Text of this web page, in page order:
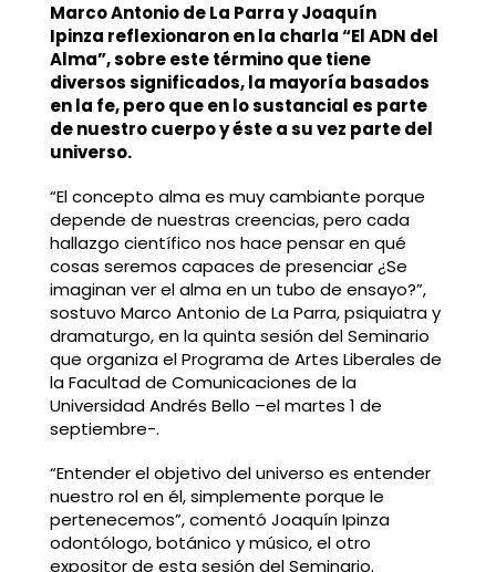
Marco Antonio de La Parra y Joaquín
Ipinza reflexionaron en la charla “El ADN del
Alma”, sobre este término que tiene
diversos significados, la mayoría basados
en la fe, pero que en lo sustancial es parte
de nuestro cuerpo y éste a su vez parte del
universo.
“El concepto alma es muy cambiante porque
depende de nuestras creencias, pero cada
hallazgo científico nos hace pensar en qué
cosas seremos capaces de presenciar ¿Se
imaginan ver el alma en un tubo de ensayo?”,
sostuvo Marco Antonio de La Parra, psiquiatra y
dramaturgo, en la quinta sesión del Seminario
que organiza el Programa de Artes Liberales de
la Facultad de Comunicaciones de la
Universidad Andrés Bello –el martes 1 de
septiembre-.
“Entender el objetivo del universo es entender
nuestro rol en él, simplemente porque le
pertenecemos”, comentó Joaquín Ipinza
odontólogo, botánico y músico, el otro
expositor de esta sesión del Seminario.